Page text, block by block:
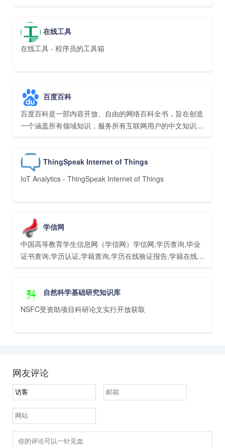
在线工具
在线工具 - 程序员的工具箱
百度百科
百度百科是一部内容开放、自由的网络百科全书，旨在创造
一个涵盖所有领域知识，服务所有互联网用户的中文知识性
ThingSpeak Internet of Things
IoT Analytics - ThingSpeak Internet of Things
学信网
中国高等教育学生信息网（学信网）学信网,学历查询,毕业
证书查询,学历认证,学籍查询,学历在线验证报告,学籍在线验
自然科学基础研究知识库
NSFC受资助项目科研论文实行开放获取
网友评论